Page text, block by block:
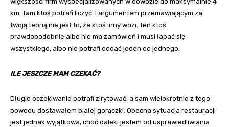
km. Tam ktoś potrafi liczyć. I argumentem przemawiającym za
twoją teorią nie jest to, że ktoś inny wozi. Ten ktoś
prawdopodobnie albo nie ma zamówień i musi łapać się
wszystkiego, albo nie potrafi dodać jeden do jednego.
ILE JESZCZE MAM CZEKAĆ?
Długie oczekiwanie potrafi zirytować, a sam wielokrotnie z tego
powodu dostawałem białej gorączki. Obecna sytuacja restauracji
jest jednak wyjątkowa, choć daleki jestem od usprawiedliwiania